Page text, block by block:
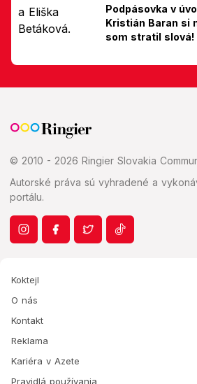
Podpásovka v
Kristián Baran si
som stratil slová!
© 2010 - 2026 Ringier Slovakia
Autorské práva sú vyhradené a
portálu.
Koktejl
O nás
Kontakt
Reklama
Kariéra v Azete
Pravidlá používania